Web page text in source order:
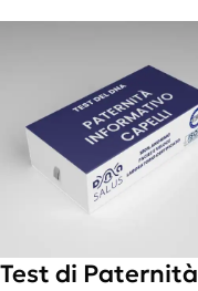
Test di Paternità